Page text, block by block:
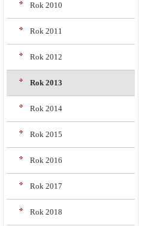
Rok 2010
Rok 2011
Rok 2012
Rok 2013
Rok 2014
Rok 2015
Rok 2016
Rok 2017
Rok 2018